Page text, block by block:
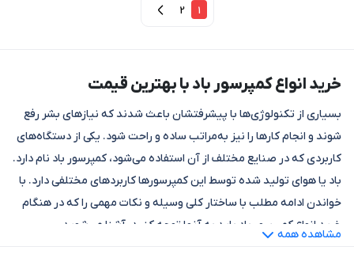
1
2
خرید انواع کمپرسور باد با بهترین قیمت
بسیاری از تکنولوژی‌ها با پیشرفتشان باعث شدند که نیازهای بشر رفع
شوند و انجام کارها را نیز به‌مراتب ساده و راحت شود. یکی از دستگاه‌های
کاربردی که در صنایع مختلف از آن استفاده می‌شود، کمپرسور باد نام دارد.
باد یا هوای تولید شده توسط این کمپرسورها کاربردهای مختلفی دارد. با
خواندن ادامه مطلب با ساختار کلی وسیله و نکات مهمی را که در هنگام
خرید انواع کمپرسور باد باید به آنها توجه کنید، آشنا می‌شوید.
مشاهده همه